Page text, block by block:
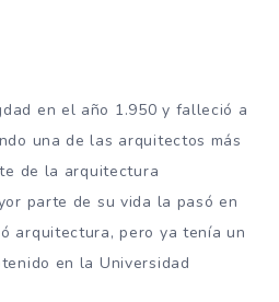
en el año 1.950 y falleció a
una de las arquitectos más
de la arquitectura
parte de su vida la pasó en
arquitectura, pero ya tenía un
en la Universidad